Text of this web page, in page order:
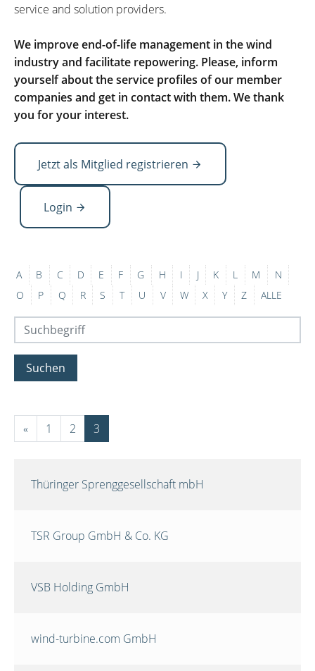
service and solution providers.
We improve end-of-life management in the wind
industry and facilitate repowering. Please, inform
yourself about the service profiles of our member
companies and get in contact with them. We thank
you for your interest.
Jetzt als Mitglied registrieren
Login
A B C D E F G H I J K L M
N
O
P Q R S T U V W X Y Z ALLE
Suchen
« 1 2 3
Thüringer Sprenggesellschaft mbH
TSR Group GmbH & Co. KG
VSB Holding GmbH
wind-turbine.com GmbH